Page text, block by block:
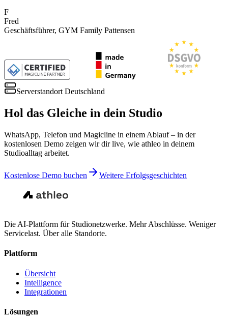
F
Fred
Geschäftsführer, GYM Family Pattensen
Serverstandort Deutschland
Hol das Gleiche in dein Studio
WhatsApp, Telefon und Magicline in einem Ablauf – in der
kostenlosen Demo zeigen wir dir live, wie athleo in deinem
Studioalltag arbeitet.
Kostenlose Demo buchen Weitere Erfolgsgeschichten
Die AI-Plattform für Studionetzwerke. Mehr Abschlüsse. Weniger
Servicelast. Über alle Standorte.
Plattform
Übersicht
Intelligence
Integrationen
Lösungen